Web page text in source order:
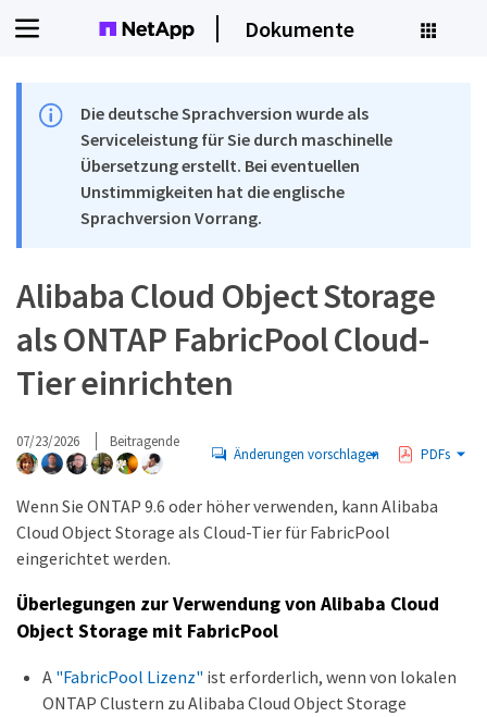
Dokumente
Die deutsche Sprachversion wurde als
Serviceleistung für Sie durch maschinelle
Übersetzung erstellt. Bei eventuellen
Unstimmigkeiten hat die englische
Sprachversion Vorrang.
Alibaba Cloud Object Storage
als ONTAP FabricPool Cloud-
Tier einrichten
07/23/2026 Beitragende
Änderungen vorschlagen PDFs
Wenn Sie ONTAP 9.6 oder höher verwenden, kann Alibaba
Cloud Object Storage als Cloud-Tier für FabricPool
eingerichtet werden.
Überlegungen zur Verwendung von Alibaba Cloud
Object Storage mit FabricPool
A "FabricPool Lizenz" ist erforderlich, wenn von lokalen
ONTAP Clustern zu Alibaba Cloud Object Storage